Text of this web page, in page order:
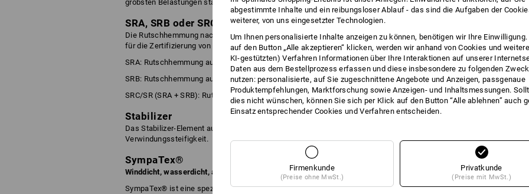
gröbsten Belastungen stand.
SRA, SRB oder SRC/SR
Die Rutschhemmung nach SRA, SRB oder SRC/SR ist eine Mindestvoraussetzung
für die Zertifizierung von Berufs- und Sicherheitsschuhen.
SRA: Rutschhemmung auf Keramikfliesen
SRB: Rutschhemmung auf Stahlplatten und Glycerin
SRC/SR (SRA + SRB): Rutschhemmung auf Keramikfliesen, Stahlplatten und Glycerin
Stabilizer
Das Stabilizer-Element aus Kunststoff sorgt bei allen ATC-Schuhen für die Gelenkstabilität und
Verwindungssteifigkeit.
SympaTex®
Winddicht, wasserdicht, atmungsaktiv.
SympaTex® ist eine spezielle porenlose Wetterschutzmembran, die in einigen Strauss-
abgestimmte Inhalte und ein reibungsloser Ablauf - das sind die Aufgaben der
weiterer, von uns eingesetzter Technologien.
Um Ihnen personalisierte Inhalte anzeigen zu können, benötigen wir Ihre Einwilligung.
auf den Button „Alle akzeptieren“ klicken, werden wir anhand von Cookies und
KI-gestützten) Verfahren Informationen über Ihre Interaktionen auf unserer
Daten aus dem Bestellprozess erfassen und diese insbesondere zu folgenden
nutzen: personalisierte, auf Sie zugeschnittene Angebote und Anzeigen, passgenaue
Produktempfehlungen, Marktforschung sowie Anzeigen- und Inhaltsmessungen.
dies nicht wünschen, können Sie sich per Klick auf den Button “Alle ablehnen” auch
Einsatz entsprechender Cookies und Verfahren entscheiden.
Firmenkunde
(Preise ohne MwSt.)
Privatkunde
(Preise mit MwSt.)